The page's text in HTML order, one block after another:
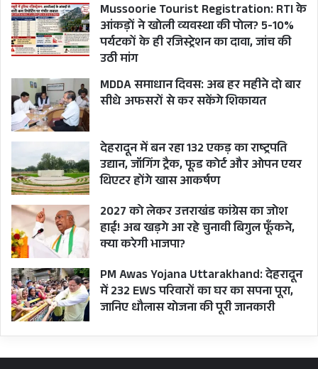
Mussoorie Tourist Registration: RTI के
आंकड़ों ने खोली व्यवस्था की पोल? 5-10%
पर्यटकों के ही रजिस्ट्रेशन का दावा, जांच की
उठी मांग
MDDA समाधान दिवस: अब हर महीने दो बार
सीधे अफसरों से कर सकेंगे शिकायत
देहरादून में बन रहा 132 एकड़ का राष्ट्रपति
उद्यान, जॉगिंग ट्रैक, फूड कोर्ट और ओपन एयर
थिएटर होंगे खास आकर्षण
2027 को लेकर उत्तराखंड कांग्रेस का जोश
हाई! अब खड़गे आ रहे चुनावी बिगुल फूँकने,
क्या करेगी भाजपा?
PM Awas Yojana Uttarakhand: देहरादून
में 232 EWS परिवारों का घर का सपना पूरा,
जानिए धौलास योजना की पूरी जानकारी